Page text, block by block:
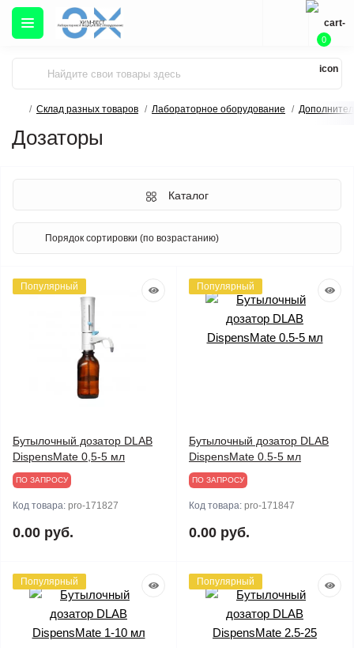
0
Склад разных товаров Лабораторное оборудование
Дозаторы
Каталог
Популярный
Бутылочный дозатор DLAB
DispensMate 0,5-5 мл
ПО ЗАПРОСУ
Код товара: pro-171827
0.00 руб.
Популярный
Бутылочный дозатор DLAB
DispensMate 0.5-5 мл
ПО ЗАПРОСУ
Код товара: pro-171847
0.00 руб.
Популярный Популярный